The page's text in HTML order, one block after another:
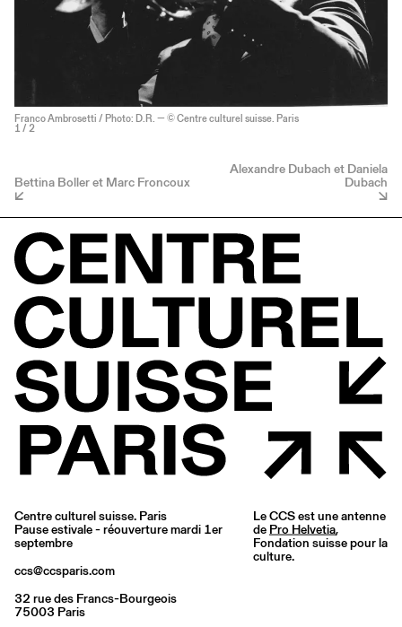
Franco Ambrosetti / Photo: D.R. — © Centre culturel suisse. Paris
1 / 2
Bettina Boller et Marc Froncoux
Alexandre Dubach et Daniela
Dubach
Centre culturel suisse. Paris
Pause estivale - réouverture mardi 1er
septembre
ccs@ccsparis.com
32 rue des Francs-Bourgeois
75003 Paris
Le CCS est une antenne
de Pro Helvetia,
Fondation suisse pour la
culture.